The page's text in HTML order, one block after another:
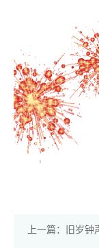
上一篇：旧岁